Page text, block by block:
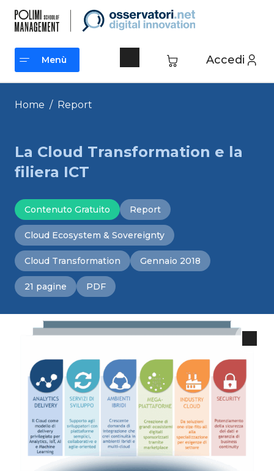
contenuto
Accedi
Menù
Menù
Home / Report
La Cloud Transformation e la
filiera ICT
Contenuto Gratuito Report
Cloud Ecosystem & Sovereignty
Cloud Transformation Gennaio 2018
21 pagine PDF